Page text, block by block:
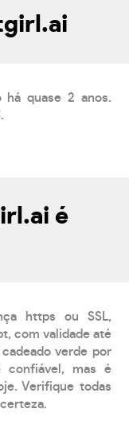
quase 2 anos.
é
https ou SSL,
com validade até
verde por
mas é
Verifique todas